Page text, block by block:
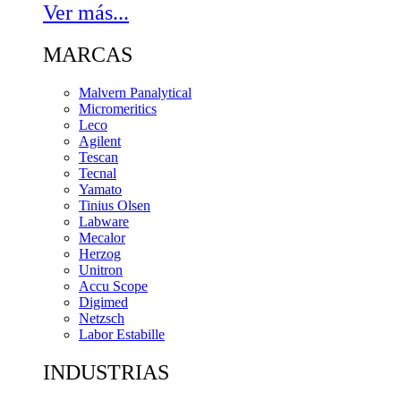
Ver más...
MARCAS
Malvern Panalytical
Micromeritics
Leco
Agilent
Tescan
Tecnal
Yamato
Tinius Olsen
Labware
Mecalor
Herzog
Unitron
Accu Scope
Digimed
Netzsch
Labor Estabille
INDUSTRIAS